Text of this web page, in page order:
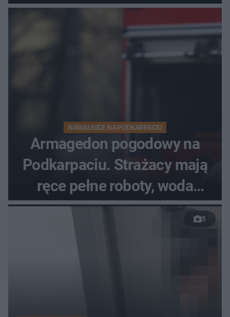
dzieci
NAWAŁNICE NA PODKARPACIU
Armagedon pogodowy na
Podkarpaciu. Strażacy mają
ręce pełne roboty, woda
zalewa posesje i budynki
5